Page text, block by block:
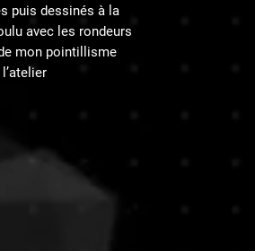
puis dessinés à la
avec les rondeurs
mon pointillisme